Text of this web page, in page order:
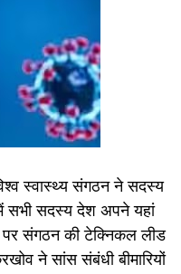
स्वास्थ्य संगठन ने सदस्य
सभी सदस्य देश अपने यहां
पर संगठन की टेक्निकल लीड
ने सांस संबंधी बीमारियों